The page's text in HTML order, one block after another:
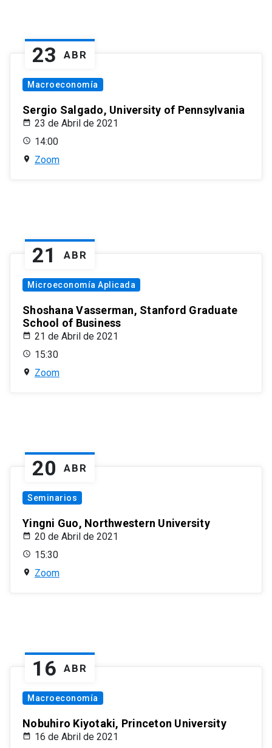
23 ABR
Macroeconomía
Sergio Salgado, University of Pennsylvania
23 de Abril de 2021
14:00
Zoom
21 ABR
Microeconomía Aplicada
Shoshana Vasserman, Stanford Graduate
School of Business
21 de Abril de 2021
15:30
Zoom
20 ABR
Seminarios
Yingni Guo, Northwestern University
20 de Abril de 2021
15:30
Zoom
16 ABR
Macroeconomía
Nobuhiro Kiyotaki, Princeton University
16 de Abril de 2021